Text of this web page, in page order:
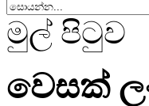
මුල් පිටුව
වෙසක්